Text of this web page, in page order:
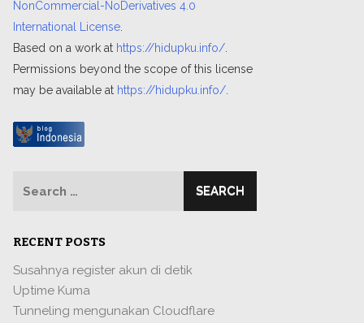
NonCommercial-NoDerivatives 4.0
International License
Based on a work at https://hidupku.info/
Permissions beyond the scope of this license
may be available at https://hidupku.info/
RECENT POSTS
Susahnya register akun di detik
Uptime Kuma
Tunneling mengunakan Cloudflare